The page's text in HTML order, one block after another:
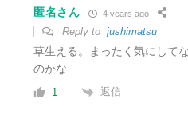
匿名さん 4 years ago
Reply to jushimatsu
草生える。まったく気にして
のかな
1 返信